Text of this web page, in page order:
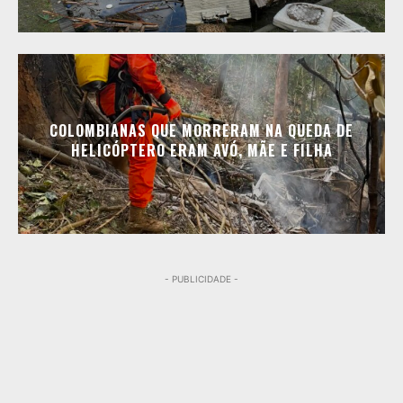
COLOMBIANAS QUE MORRERAM NA QUEDA DE
HELICÓPTERO ERAM AVÓ, MÃE E FILHA
- PUBLICIDADE -